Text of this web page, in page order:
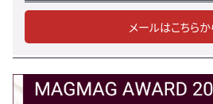
メールはこちらか